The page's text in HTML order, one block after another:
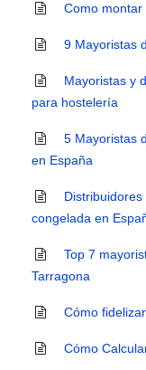
Como
9 Mayoristas
Mayoristas y
para hostelería
5 Mayoristas
en España
congelada en
Top 7
Tarragona
Cómo
Cómo